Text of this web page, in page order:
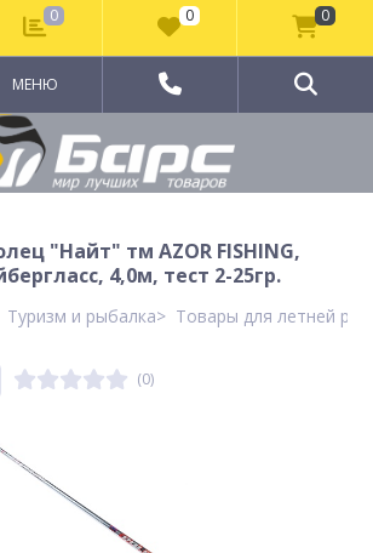
МЕНЮ
"Найт" тм AZOR FISHING,
4,0м, тест 2-25гр.
Туризм и рыбалка Товары для летней
(0)
0 0 0